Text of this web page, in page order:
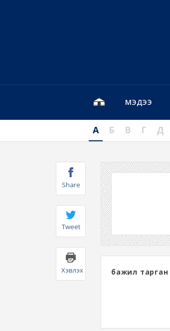
МЭДЭЭ
А Б В Г Д
Share
Tweet
Хэвлэх бажил тарган